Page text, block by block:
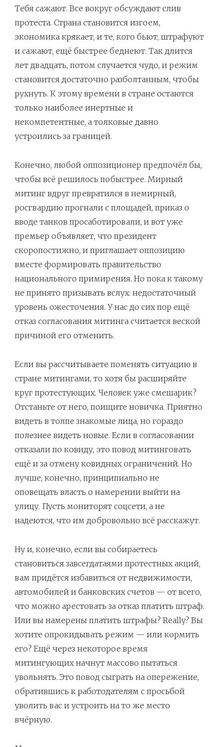
Тебя сажают. Все вокруг обсуждают слив
протеста. Страна становится изгоем,
экономика крякает, и те, кого бьют, штрафуют
и сажают, ещё быстрее беднеют. Так длится
лет двадцать, потом случается чудо, и режим
становится достаточно разболтанным, чтобы
рухнуть. К этому времени в стране остаются
только наиболее инертные и
некомпетентные, а толковые давно
устроились за границей.
Конечно, любой оппозиционер предпочёл бы,
чтобы всё решилось побыстрее. Мирный
митинг вдруг превратился в немирный,
росгвардию прогнали с площадей, приказ о
вводе танков просаботировали, и вот уже
премьер объявляет, что президент
скоропостижно, и приглашает оппозицию
вместе формировать правительство
национального примирения. Но пока к такому
не принято призывать вслух: недостаточный
уровень ожесточения. У нас до сих пор ещё
отказ согласования митинга считается веской
причиной его отменить.
Если вы рассчитываете поменять ситуацию в
стране митингами, то хотя бы расширяйте
круг протестующих. Человек уже смешарик?
Отстаньте от него, поищите новичка. Приятно
видеть в толпе знакомые лица, но гораздо
полезнее видеть новые. Если в согласовании
отказали по ковиду, это повод митинговать
ещё и за отмену ковидных ограничений. Но
лучше, конечно, принципиально не
оповещать власть о намерении выйти на
улицу. Пусть мониторят соцсети, а не
надеются, что им добровольно всё расскажут.
Ну и, конечно, если вы собираетесь
становиться завсегдатаями протестных акций,
вам придётся избавиться от недвижимости,
автомобилей и банковских счетов — от всего,
что можно арестовать за отказ платить штраф.
Или вы намерены платить штрафы? Really? Вы
хотите опрокидывать режим — или кормить
его? Ещё через некоторое время
митингующих начнут массово пытаться
увольнять. Это повод сыграть на опережение,
обратившись к работодателям с просьбой
уволить вас и устроить на то же место
вчёрную.